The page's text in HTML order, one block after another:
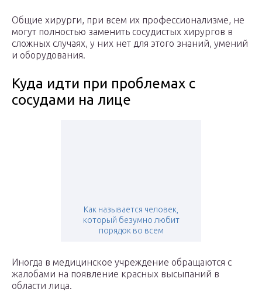
Общие хирурги, при всем их профессионализме, не
могут полностью заменить сосудистых хирургов в
сложных случаях, у них нет для этого знаний, умений
и оборудования.
Куда идти при проблемах с
сосудами на лице
Как называется человек,
который безумно любит
порядок во всем
Иногда в медицинское учреждение обращаются с
жалобами на появление красных высыпаний в
области лица.